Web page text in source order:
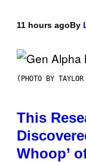
11 hours agoBy
(PHOTO BY
This
Whoop’